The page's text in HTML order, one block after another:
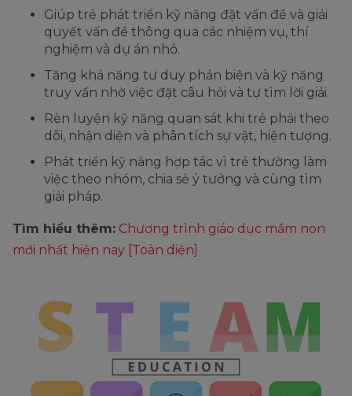
Giúp trẻ phát triển kỹ năng đặt vấn đề và giải
quyết vấn đề thông qua các nhiệm vụ, thí
nghiệm và dự án nhỏ.
Tăng khả năng tư duy phản biện và kỹ năng
truy vấn nhờ việc đặt câu hỏi và tự tìm lời giải.
Rèn luyện kỹ năng quan sát khi trẻ phải theo
dõi, nhận diện và phân tích sự vật, hiện tượng.
Phát triển kỹ năng hợp tác vì trẻ thường làm
việc theo nhóm, chia sẻ ý tưởng và cùng tìm
giải pháp.
Tìm hiểu thêm: Chương trình giáo dục mầm non
mới nhất hiện nay [Toàn diện]